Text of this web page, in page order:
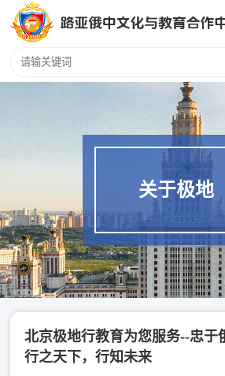
关于极地
北京极地行教育为您服务--忠于
行之天下，行知未来